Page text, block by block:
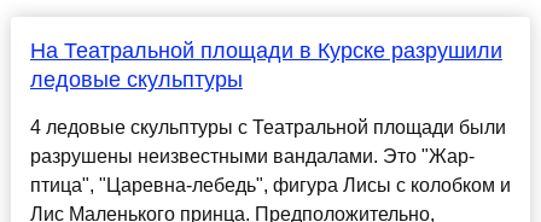
На Театральной площади в Курске разрушили
ледовые скульптуры
4 ледовые скульптуры с Театральной площади были
разрушены неизвестными вандалами. Это "Жар-
птица", "Царевна-лебедь", фигура Лисы с колобком и
Лис Маленького принца. Предположительно,